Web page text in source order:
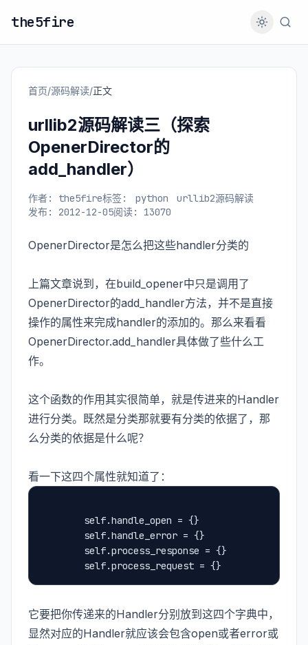
the5fire
首页/源码解读/正文
urllib2源码解读三（探索
OpenerDirector的
add_handler）
作者: the5fire标签: python
urllib2源码解读
发布: 2012-12-05阅读: 13070
OpenerDirector是怎么把这些handler分类的
上篇文章说到，在build_opener中只是调用了
OpenerDirector的add_handler方法，并不是直接
操作的属性来完成handler的添加的。那么来看看
OpenerDirector.add_handler具体做了些什么工
作。
这个函数的作用其实很简单，就是传进来的Handler
进行分类。既然是分类那就要有分类的依据了，那
么分类的依据是什么呢？
看一下这四个属性就知道了：
        self.handle_open = {}
        self.handle_error = {}
        self.process_response = {}
        self.process_request = {}
它要把你传递来的Handler分别放到这四个字典中，
显然对应的Handler就应该会包含open或者error或